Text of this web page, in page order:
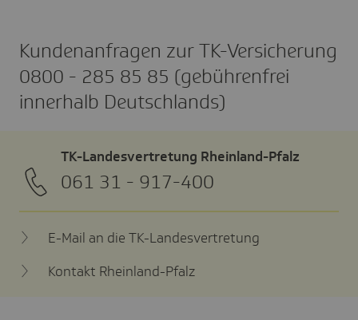
Kunden­an­fragen zur TK-Versi­che­rung
0800 - 285 85 85 (gebüh­ren­frei
inner­halb Deutsch­lands)
TK-Landesvertretung Rheinland-Pfalz
061 31 - 917-400
E-Mail an die TK-Landesvertretung
Kontakt Rheinland-Pfalz